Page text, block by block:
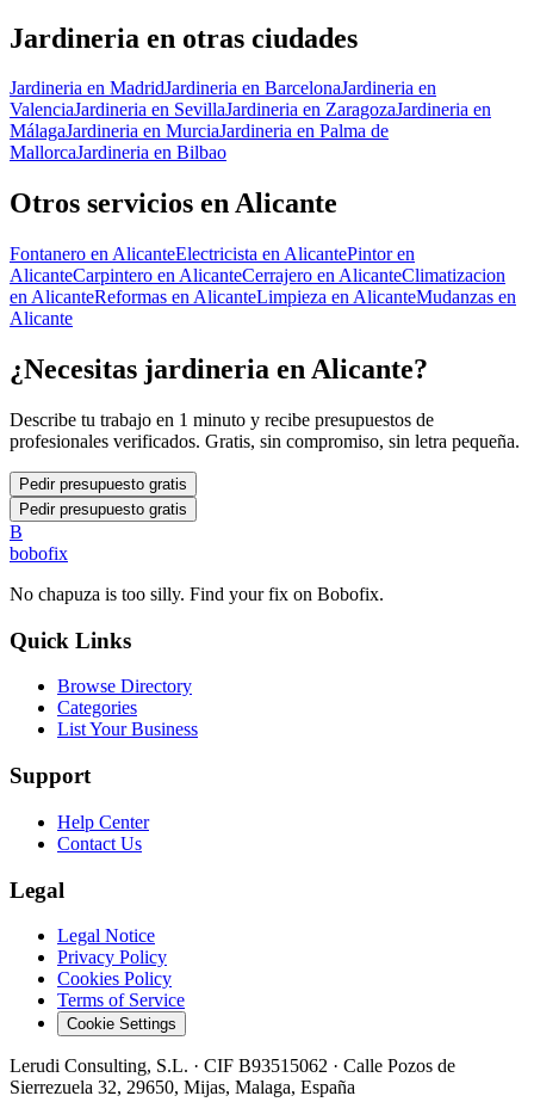
Jardineria en otras ciudades
Jardineria en MadridJardineria en BarcelonaJardineria en
ValenciaJardineria en SevillaJardineria en ZaragozaJardineria en
MálagaJardineria en MurciaJardineria en Palma de
MallorcaJardineria en Bilbao
Otros servicios enAlicante
Fontanero en AlicanteElectricista en AlicantePintoren
AlicanteCarpintero en AlicanteCerrajero en AlicanteClimatizacion
en AlicanteReformas en AlicanteLimpieza en AlicanteMudanzas en
Alicante
¿Necesitas jardineria en Alicante?
Describe tu trabajo en 1 minuto y recibe presupuestos de
profesionales verificados. Gratis, sin compromiso, sin letra pequeña.
Pedir presupuesto gratis
Pedir presupuesto gratis
B
bobofix
No chapuza is too silly. Find your fix on Bobofix.
Quick Links
Browse Directory
Categories
List Your Business
Support
Help Center
Contact Us
Legal
Legal Notice
Privacy Policy
Cookies Policy
Terms of Service
Cookie Settings
Lerudi Consulting, S.L. · CIF B93515062 · Calle Pozos de
Sierrezuela 32, 29650, Mijas, Malaga, España